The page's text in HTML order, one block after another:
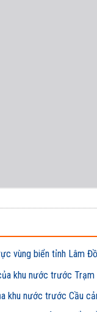
vùng biển tỉnh Lâm
khu nước trước Trạm
khu nước trước Cầu